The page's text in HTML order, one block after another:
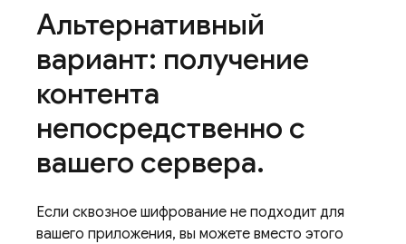
Альтернативный
вариант: получение
контента
непосредственно с
вашего сервера.
Если сквозное шифрование не подходит для
вашего приложения, вы можете вместо этого